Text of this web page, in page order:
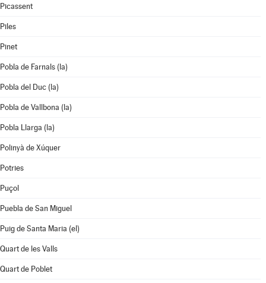
Picassent
Piles
Pinet
Pobla de Farnals (la)
Pobla del Duc (la)
Pobla de Vallbona (la)
Pobla Llarga (la)
Polinyà de Xúquer
Potries
Puçol
Puebla de San Miguel
Puig de Santa Maria (el)
Quart de les Valls
Quart de Poblet